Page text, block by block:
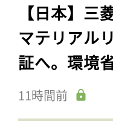
【日本】三
マテリアル
証へ。環境
11時間前